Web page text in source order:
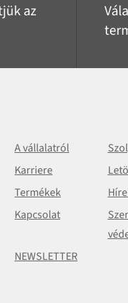
az
A vállalatról
Karriere
Termékek
Kapcsolat
NEWSLETTER